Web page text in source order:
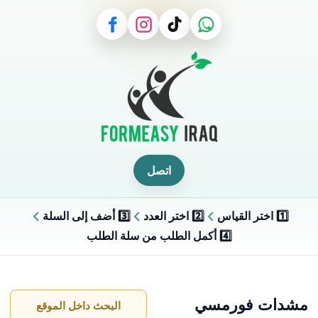
اتصل
1️⃣ اختر القياس 2️⃣ اختر العدد
3️⃣ أضف إلى السلة
4️⃣ أكمل الطلب من سلة الطلب
مشدات فورمسي